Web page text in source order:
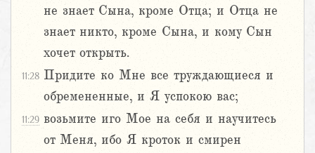
не знает Сына, кроме Отца; и Отца не
знает никто, кроме Сына, и кому Сын
хочет открыть.
11:28 Придите ко Мне все труждающиеся и
обремененные, и Я успокою вас;
11:29 возьмите иго Мое на себя и научитесь
от Меня, ибо Я кроток и смирен